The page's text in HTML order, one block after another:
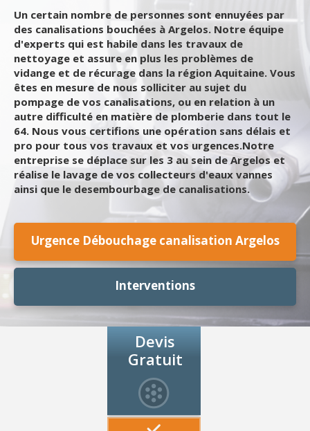
Un certain nombre de personnes sont ennuyées par
des canalisations bouchées à Argelos. Notre équipe
d'experts qui est habile dans les travaux de
nettoyage et assure en plus les problèmes de
vidange et de récurage dans la région Aquitaine. Vous
êtes en mesure de nous solliciter au sujet du
pompage de vos canalisations, ou en relation à un
autre difficulté en matière de plomberie dans tout le
64. Nous vous certifions une opération sans délais et
pro pour tous vos travaux et vos urgences.Notre
entreprise se déplace sur les 3 au sein de Argelos et
réalise le lavage de vos collecteurs d'eaux vannes
ainsi que le desembourbage de canalisations.
Urgence Débouchage canalisation Argelos
Interventions
Devis
Gratuit